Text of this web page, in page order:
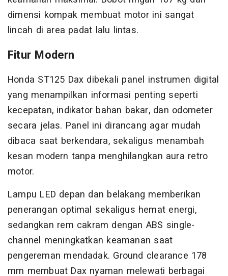
dimensi kompak membuat motor ini sangat
lincah di area padat lalu lintas.
Fitur Modern
Honda ST125 Dax dibekali panel instrumen digital
yang menampilkan informasi penting seperti
kecepatan, indikator bahan bakar, dan odometer
secara jelas. Panel ini dirancang agar mudah
dibaca saat berkendara, sekaligus menambah
kesan modern tanpa menghilangkan aura retro
motor.
Lampu LED depan dan belakang memberikan
penerangan optimal sekaligus hemat energi,
sedangkan rem cakram dengan ABS single-
channel meningkatkan keamanan saat
pengereman mendadak. Ground clearance 178
mm membuat Dax nyaman melewati berbagai